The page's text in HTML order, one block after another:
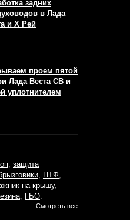
задних
в Лада
и Х Рей
проем пятой
Лада Веста СВ и
уплотнителем
, защита
, ПТФ,
на крышу,
, ГБО.
Смотреть все